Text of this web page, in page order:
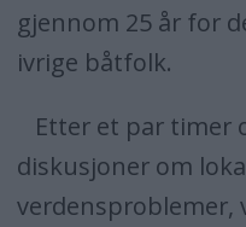
gjennom 25 år for
ivrige båtfolk.
Etter et par timer
diskusjoner om
verdensproblemer,